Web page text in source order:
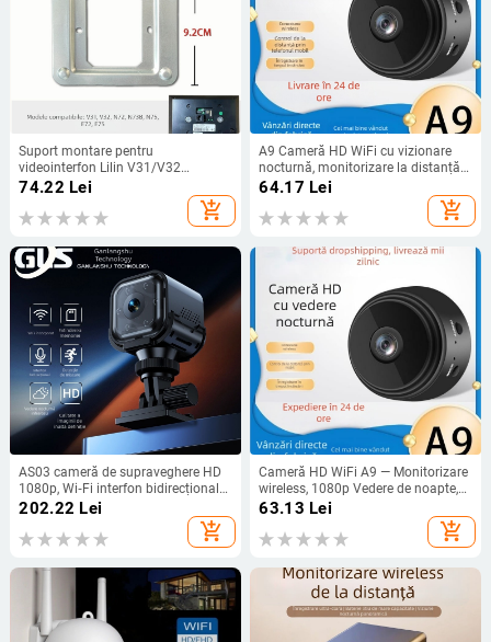
Suport montare pentru
videointerfon Lilin V31/V32
(Origine: China continentală; Nu
74.22 Lei
add_shopping_cart
A9 Cameră HD WiFi cu vizionare
nocturnă, monitorizare la distanță
pentru casă
64.17 Lei
add_shopping_cart
AS03 cameră de supraveghere HD
1080p, Wi‑Fi interfon bidirecțional
la distanță
202.22 Lei
add_shopping_cart
Cameră HD WiFi A9 — Monitorizare
wireless, 1080p Vedere de noapte,
Supraveghere la distanță pentru
63.13 Lei
add_shopping_cart